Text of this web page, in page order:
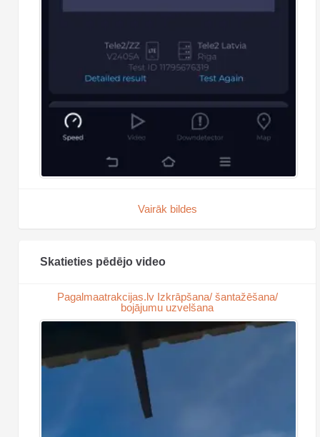
Vairāk bildes
Skatieties pēdējo video
Pagalmaatrakcijas.lv Izkrāpšana/ šantažēšana/
bojājumu uzvelšana